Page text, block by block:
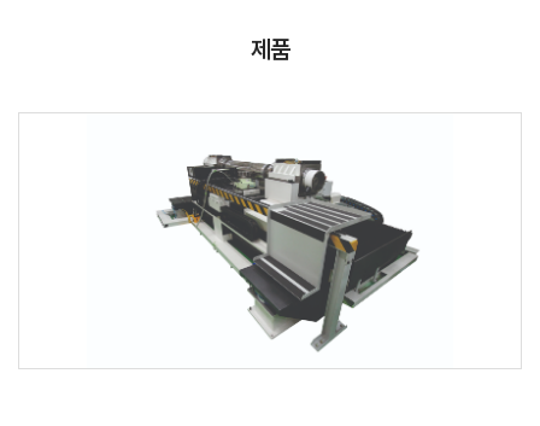
제품